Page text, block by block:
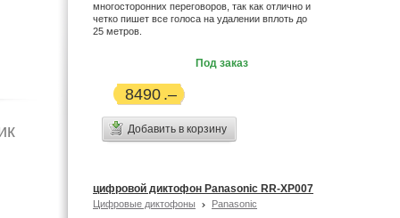
многосторонних переговоров, так как отлично и
четко пишет все голоса на удалении вплоть до
25 метров.
Под заказ
8490
Добавить в корзину
цифровой диктофон Panasonic RR-XP007
Цифровые диктофоны Panasonic